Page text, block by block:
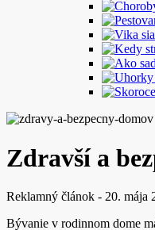
Zdravší a
Reklamný článok - 20. mája
Bývanie v rodinnom dome